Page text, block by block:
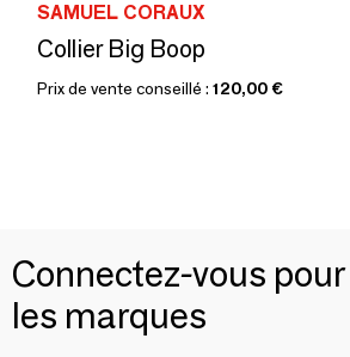
SAMUEL CORAUX
Collier Big Boop
Prix de vente conseillé : 120,00 €
Connectez-vous
les marques